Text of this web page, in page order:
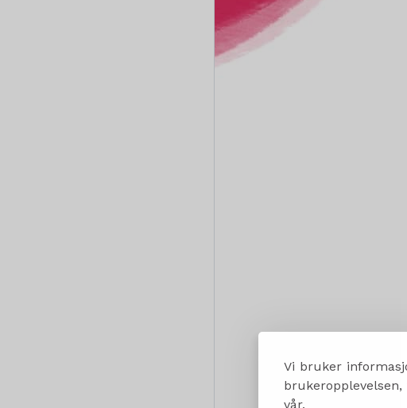
Vi bruker
vår.